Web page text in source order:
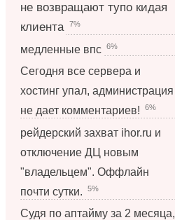
не возвращают тупо кидая
клиента
7%
медленные впс 6%
Сегодня все сервера и
хостинг упал, администрация
не дает комментариев!
6%
рейдерский захват ihor.ru и
отключение ДЦ новым
"владельцем". Оффлайн
почти сутки.
5%
Судя по аптайму за 2 месяца,